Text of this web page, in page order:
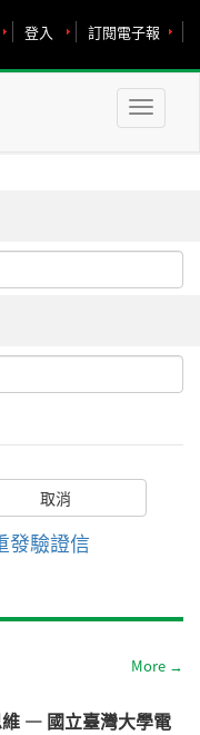
訂閱電子報
登入
Toggle
發驗證信
More →
— 國立臺灣大學電